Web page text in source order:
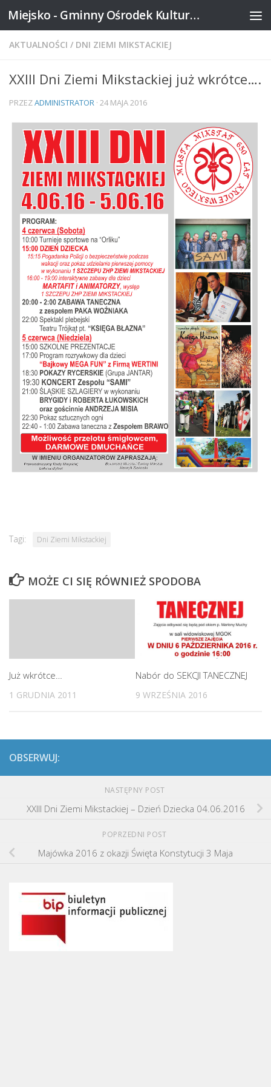
Skip to content Miejsko - Gminny Ośrodek Kultury w Mikstacie
AKTUALNOŚCI / DNI ZIEMI MIKSTACKIEJ
XXIII Dni Ziemi Mikstackiej już wkrótce….
PRZEZADMINISTRATOR · 24 MAJA 2016
Tagi: Dni Ziemi Mikstackiej
MOŻE CI SIĘ RÓWNIEŻ SPODOBA
Już wkrótce…
1 GRUDNIA 2011
Nabór do SEKCJI TANECZNEJ
9 WRZEŚNIA 2016
OBSERWUJ:
NASTĘPNY POST
XXIII Dni Ziemi Mikstackiej – Dzień Dziecka 04.06.2016
POPRZEDNI POST
Majówka 2016 z okazji Święta Konstytucji 3 Maja